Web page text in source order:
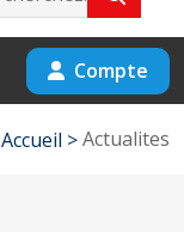
Compte
Accueil >Actualites